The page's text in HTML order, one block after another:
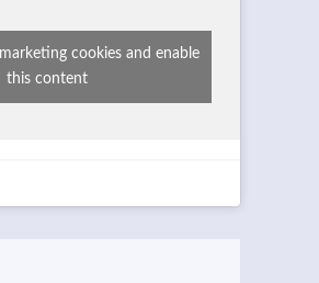
cookies and enable
this content